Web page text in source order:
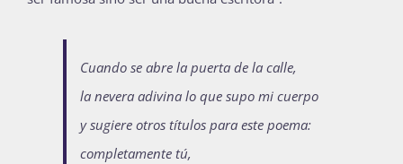
Cuando se abre la puerta de la calle,
la nevera adivina lo que supo mi cuerpo
y sugiere otros títulos para este poema:
completamente tú,